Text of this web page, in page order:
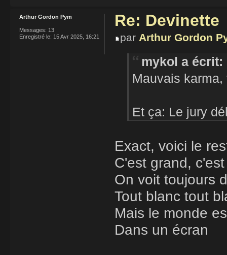
Re: Devinette
par Arthur Gordon
mykol a écrit:
Mauvais karma,
Et ça: Le jury
Exact, voici le
C'est grand,
On voit toujours
Tout blanc tout
Mais le monde
Dans un écran
Arthur Gordon Pym
Messages: 13
Enregistré le: 15 Avr 2025, 16:21